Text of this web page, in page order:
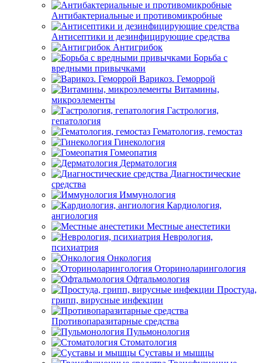
Антибактериальные и противомикробные
Антисептики и дезинфицирующие средства
Антигрибок
Борьба с
вредными привычками
Варикоз. Геморрой
Витамины,
микроэлементы
Гастрология,
гепатология
Гематология, гемостаз
Гинекология
Гомеопатия
Дерматология
Диагностические
средства
Иммунология
Кардиология,
ангиология
Местные анестетики
Неврология,
психиатрия
Онкология
Оториноларингология
Офтальмология
Простуда,
грипп, вирусные инфекции
Противопаразитарные средства
Пульмонология
Стоматология
Суставы и мышцы